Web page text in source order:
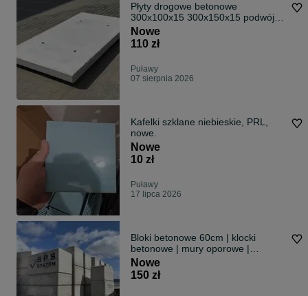
Płyty drogowe betonowe
300x100x15 300x150x15 podwójne
zbrojenie
Nowe
110 zł
Puławy
07 sierpnia 2026
Kafelki szklane niebieskie, PRL,
nowe.
Nowe
10 zł
Puławy
17 lipca 2026
Bloki betonowe 60cm | klocki
betonowe | mury oporowe |
rolnictwo
Nowe
150 zł